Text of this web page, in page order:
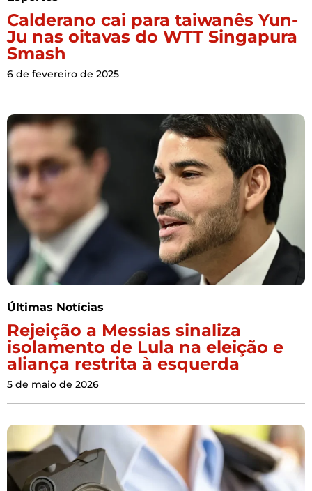
Calderano cai para taiwanês Yun-
Ju nas oitavas do WTT Singapura
Smash
6 de fevereiro de 2025
Últimas Notícias
Rejeição a Messias sinaliza
isolamento de Lula na eleição e
aliança restrita à esquerda
5 de maio de 2026